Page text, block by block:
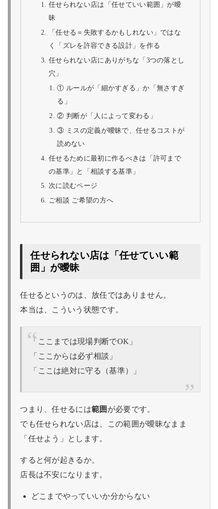
任せられない店は「任せていい範囲」が曖
昧
「任せる＝失敗するかもしれない」ではな
く「ズレを許容できる設計」を作る
任せられない店にありがちな「3つの落とし
穴」
① ルールが「細かすぎる」か「無さすぎ
る」
② 判断が「人によって変わる」
③ ミスの定義が曖昧で、任せるコストが
読めない
任せるために最初に作るべきは「許可まで
の基準」と「相談する基準」
次に読むページ
ご相談 ご希望の方へ
任せられない店は「任せていい範
囲」が曖昧
任せるというのは、放任ではありません。
本当は、こういう状態です。
「ここまでは現場判断でOK」
「ここからは必ず相談」
「ここは絶対に守る（基準）」
つまり、任せるには範囲 が必要です。
でも任せられない店は、この範囲が曖昧なまま
「任せよう」とします。
すると何が起きるか。
店長は不安になります。
どこまでやっていいか分からない